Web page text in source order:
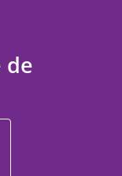
de